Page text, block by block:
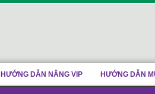
HƯỚNG DẪN NÂNG VIP HƯỚNG DẪN